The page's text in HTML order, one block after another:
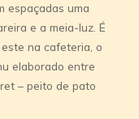
espaçadas uma
e a meia-luz. É
na cafeteria, o
elaborado entre
– peito de pato